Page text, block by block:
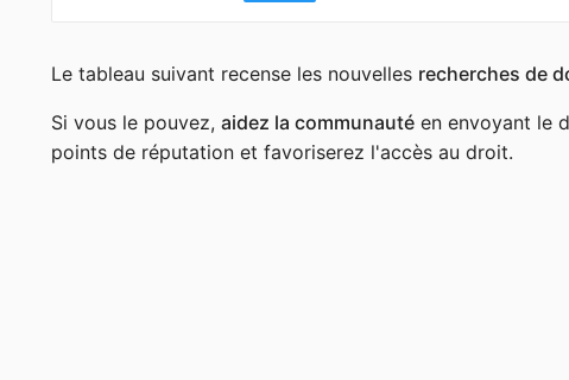
Le tableau suivant recense les nouvelles recherches de
Si vous le pouvez,aidez la communauté en envoyant le
points de réputation et favoriserez l'accès au droit.